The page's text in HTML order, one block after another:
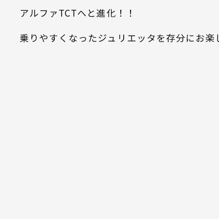
アルファTCTへと進化！！
乗りやすくなったジュリエッタを存分にお楽